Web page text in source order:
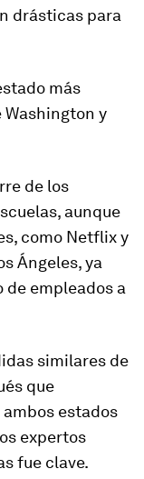
drásticas para
más
Washington y
de los
aunque
como Netflix y
Ángeles, ya
de empleados a
similares de
que
estados
expertos
fue clave.